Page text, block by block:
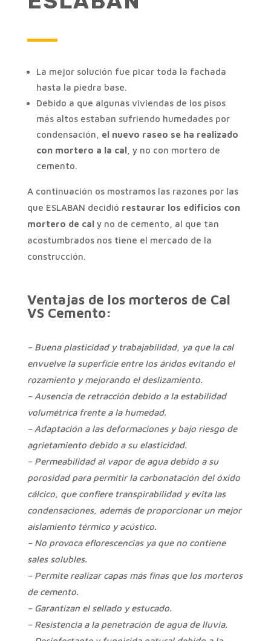
La mejor solución fue picar toda la fachada
hasta la piedra base.
Debido a que algunas viviendas de los pisos
más altos estaban sufriendo humedades por
condensación, el nuevo raseo se ha realizado
con mortero a la cal, y no con mortero de
cemento.
A continuación os mostramos las razones por las
que ESLABAN decidió restaurar los edificios con
mortero de cal y no de cemento, al que tan
acostumbrados nos tiene el mercado de la
construcción.
Ventajas de los morteros de Cal
VS Cemento:
– Buena plasticidad y trabajabilidad, ya que la cal
envuelve la superficie entre los áridos evitando el
rozamiento y mejorando el deslizamiento.
– Ausencia de retracción debido a la estabilidad
volumétrica frente a la humedad.
– Adaptación a las deformaciones y bajo riesgo de
agrietamiento debido a su elasticidad.
– Permeabilidad al vapor de agua debido a su
porosidad para permitir la carbonatación del óxido
cálcico, que confiere transpirabilidad y evita las
condensaciones, además de proporcionar un mejor
aislamiento térmico y acústico.
– No provoca eflorescencias ya que no contiene
sales solubles.
– Permite realizar capas más finas que los morteros
de cemento.
– Garantizan el sellado y estucado.
– Resistencia a la penetración de agua de lluvia.